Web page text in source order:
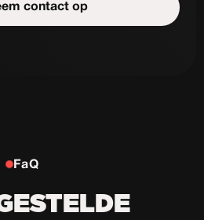
contact op
de uitdaging
FaQ